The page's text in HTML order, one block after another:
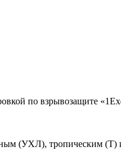
по взрывозащите
(УХЛ), тропическим